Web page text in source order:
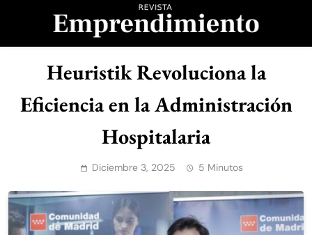
Revista
Emprendimiento
Heuristik Revoluciona la
Eficiencia en la Administración
Hospitalaria
Diciembre 3, 2025 5 Minutos